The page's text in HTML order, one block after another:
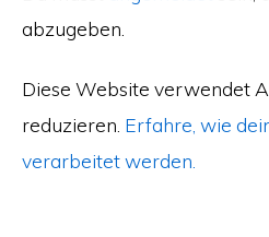
abzugeben.
Diese Website verwendet
reduzieren. Erfahre, wie
verarbeitet werden.